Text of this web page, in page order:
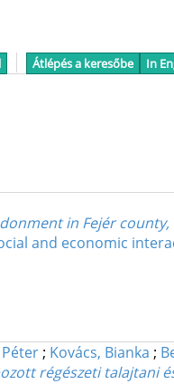
Átlépés a keresőbe In
in Fejér county,
and economic
; Kovács, Bianka ;
régészeti talajtani